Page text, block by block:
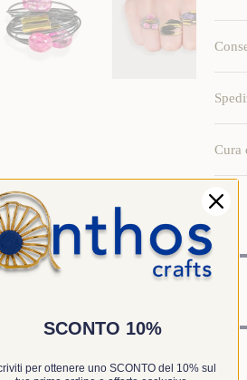
Cura
Potrebbe interessarti anche
SCONTO 10%
per ottenere uno SCONTO del 10% sul